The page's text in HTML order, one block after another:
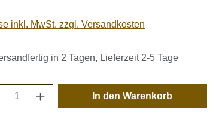
inkl. MwSt. zzgl. Versandkosten
in 2 Tagen, Lieferzeit 2-5 Tage
Anzahl: Gib den
In den Warenkorb